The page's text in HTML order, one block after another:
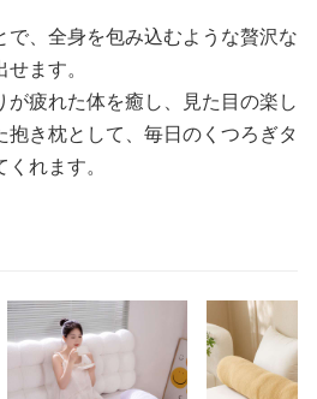
、全身を包み込むような贅沢な
ます。
が疲れた体を癒し、見た目の楽し
抱き枕として、毎日のくつろぎタ
れます。